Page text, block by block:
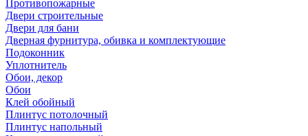
Противопожарные
Двери строительные
Двери для бани
Дверная фурнитура, обивка и комплектующие
Подоконник
Уплотнитель
Обои, декор
Обои
Клей обойный
Плинтус потолочный
Плинтус напольный